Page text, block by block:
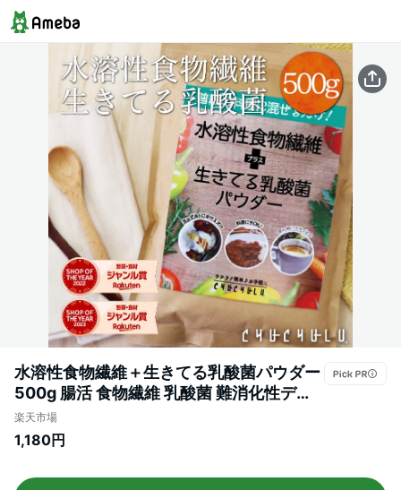
水溶性食物繊維＋生きてる乳酸菌パウダー
500g 腸活 食物繊維 乳酸菌 難消化性デキ
ストリン ダイエット食品 腸活ダイエッ
ト 酪酸菌
楽天市場
1,180円